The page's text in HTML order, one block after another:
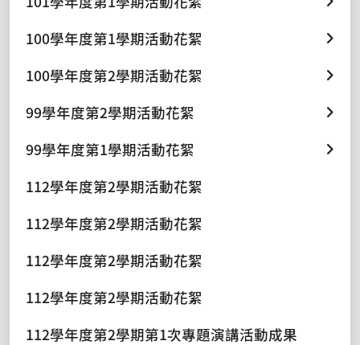
100學年度第1學期活動花絮
100學年度第2學期活動花絮
99學年度第2學期活動花絮
99學年度第1學期活動花絮
112學年度第2學期活動花絮
112學年度第2學期活動花絮
112學年度第2學期活動花絮
112學年度第2學期活動花絮
112學年度第2學期第1次專題演講活動成果